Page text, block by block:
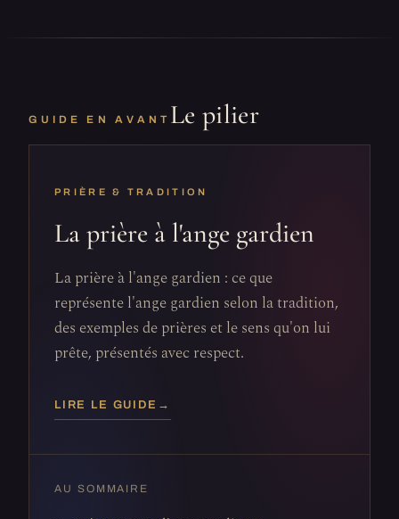
GUIDE EN AVANT Le pilier
PRIÈRE & TRADITION
La prière à l'ange gardien
La prière à l'ange gardien : ce que
représente l'ange gardien selon la tradition,
des exemples de prières et le sens qu'on lui
prête, présentés avec respect.
LIRE LE GUIDE →
AU SOMMAIRE